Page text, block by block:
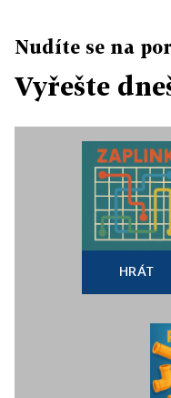
Nudíte se na
Vyřešte
HRÁT